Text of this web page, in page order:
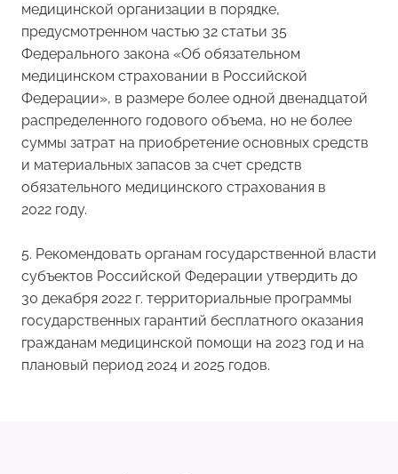
медицинской организации в порядке,
предусмотренном частью 32 статьи 35
Федерального закона «Об обязательном
медицинском страховании в Российской
Федерации», в размере более одной двенадцатой
распределенного годового объема, но не более
суммы затрат на приобретение основных средств
и материальных запасов за счет средств
обязательного медицинского страхования в
2022 году.
5. Рекомендовать органам государственной власти
субъектов Российской Федерации утвердить до
30 декабря 2022 г. территориальные программы
государственных гарантий бесплатного оказания
гражданам медицинской помощи на 2023 год и на
плановый период 2024 и 2025 годов.